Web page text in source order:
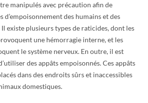
manipulés avec précaution afin de
d’empoisonnement des humains et des
existe plusieurs types de raticides, dont les
une hémorragie interne, et les
le système nerveux. En outre, il est
des appâts empoisonnés. Ces appâts
dans des endroits sûrs et inaccessibles
domestiques.